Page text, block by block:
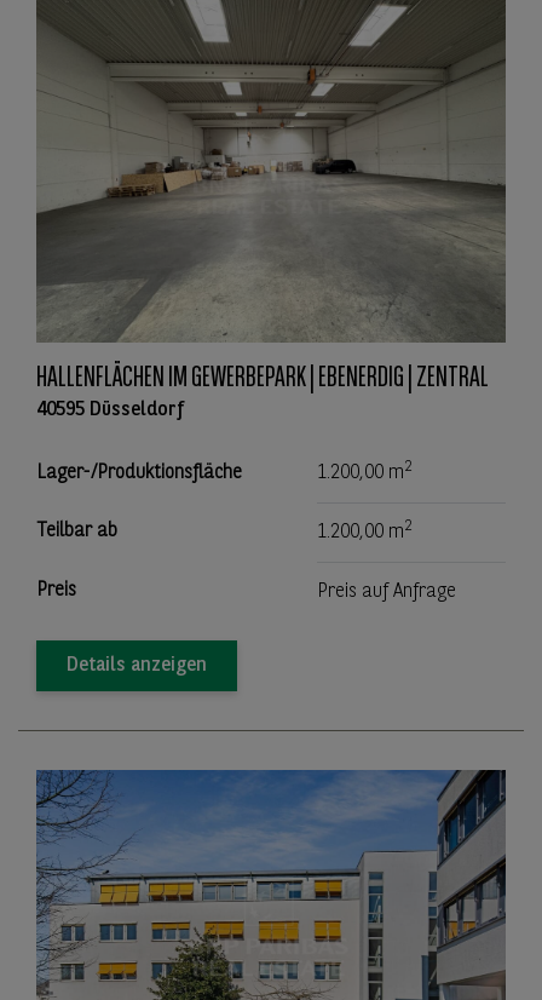
HALLENFLÄCHEN IM GEWERBEPARK | EBENERDIG | ZENTRAL
40595 Düsseldorf
Lager-/Produktionsfläche 1.200,00 m2
Teilbar ab 1.200,00 m2
Preis Preis auf Anfrage
Details anzeigen